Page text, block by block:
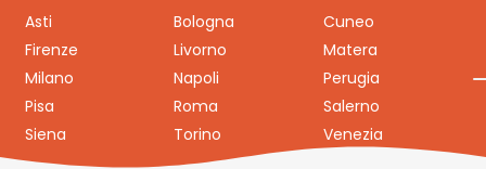
Asti Bologna
Cuneo
Firenze
Livorno
Matera
Milano
Napoli
Perugia
Pisa
Roma
Salerno
Siena
Torino Venezia